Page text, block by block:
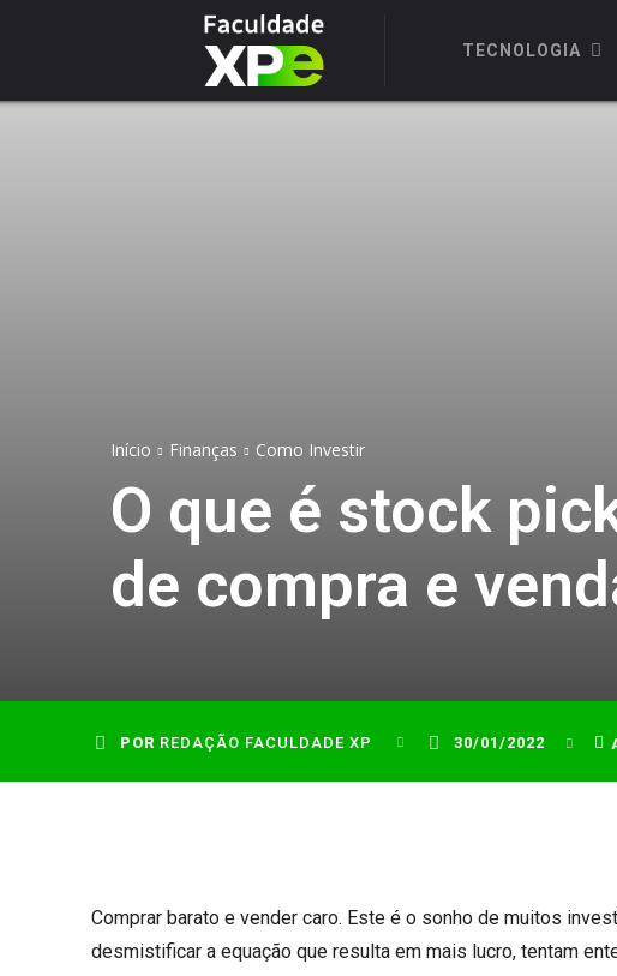
TECNOLOGIA
Início Finanças Como Investir
O que é stock
de compra e
POR REDAÇÃO FACULDADE XP 30/01/2022
Comprar barato e vender caro. Este é o sonho de muitos
desmistificar a equação que resulta em mais lucro, tentam